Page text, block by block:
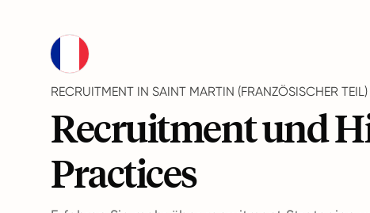
RECRUITMENT IN SAINT MARTIN (FRANZÖSISCHER TEIL)
Recruitment und
Practices